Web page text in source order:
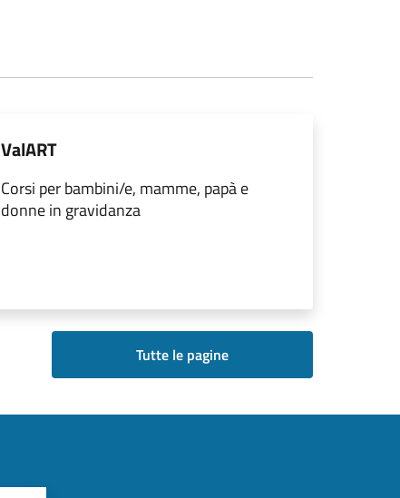
ValART
Corsi per bambini/e, mamme, papà e
donne in gravidanza
Tutte le pagine